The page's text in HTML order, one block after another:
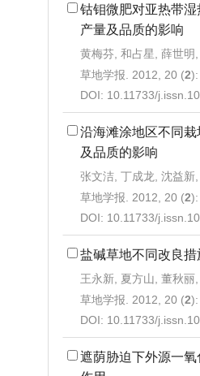
钴钼微肥对亚热带
产量及品质的影响
黄梅芬, 和占星, 薛世明
草地学报. 2012, 20 (2
DOI: 10.11733/
沿海滩涂地区不同
及品质的影响
张文洁, 丁成龙, 沈益新
草地学报. 2012, 20 (2
DOI: 10.11733/
盐碱草地不同改良
王永新, 夏方山, 董秋
草地学报. 2012, 20 (2
DOI: 10.11733/
遮荫胁迫下外源一